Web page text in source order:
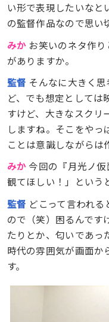
い形で表現したいなと
の監督作品なので思い
みか お笑いのネタ作
がありますか。
監督 そんなに大きく
ど、でも想定としては
すけど、大きなスクリ
しますね。そこをやっ
ことは意識しながらは
みか今回の『月光ノ
観てほしい！」という
監督 どこって言われ
ので（笑）困るんです
たりとか、匂いであっ
時代の雰囲気が画面か
す。